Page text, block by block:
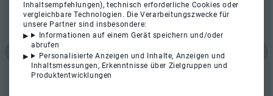
Inhaltsempfehlungen), technisch erforderliche Cookies oder
vergleichbare Technologien. Die Verarbeitungszwecke für
unsere Partner sind insbesondere:
Informationen auf einem Gerät speichern und/oder
abrufen
Personalisierte Anzeigen und Inhalte, Anzeigen und
Inhaltsmessungen, Erkenntnisse über Zielgruppen und
Produktentwicklungen